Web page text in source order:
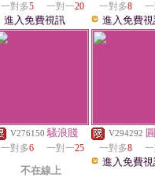
一對多5 一對一20
進入免費視訊
一對多8
進入免費
V276150 騷浪賤
一對多6 一對一25
不在線上
V294292
一對多8
進入免費